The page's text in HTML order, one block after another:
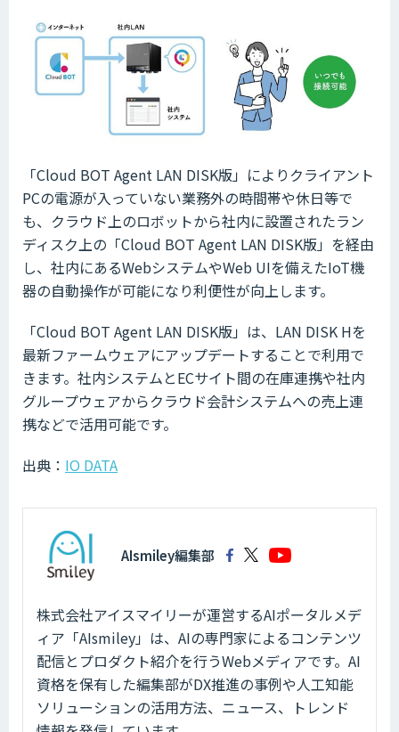
「Cloud BOT Agent LAN DISK版」によりクライアント
PCの電源が入っていない業務外の時間帯や休日等で
も、クラウド上のロボットから社内に設置されたラン
ディスク上の「Cloud BOT Agent LAN DISK版」を経由
し、社内にあるWebシステムやWeb UIを備えたIoT機
器の自動操作が可能になり利便性が向上します。
「Cloud BOT Agent LAN DISK版」は、LAN DISK Hを
最新ファームウェアにアップデートすることで利用で
きます。社内システムとECサイト間の在庫連携や社内
グループウェアからクラウド会計システムへの売上連
携などで活用可能です。
出典： IO DATA
AIsmiley編集部
株式会社アイスマイリーが運営するAIポータルメデ
ィア「AIsmiley」は、AIの専門家によるコンテンツ
配信とプロダクト紹介を行うWebメディアです。AI
資格を保有した編集部がDX推進の事例や人工知能
ソリューションの活用方法、ニュース、トレンド